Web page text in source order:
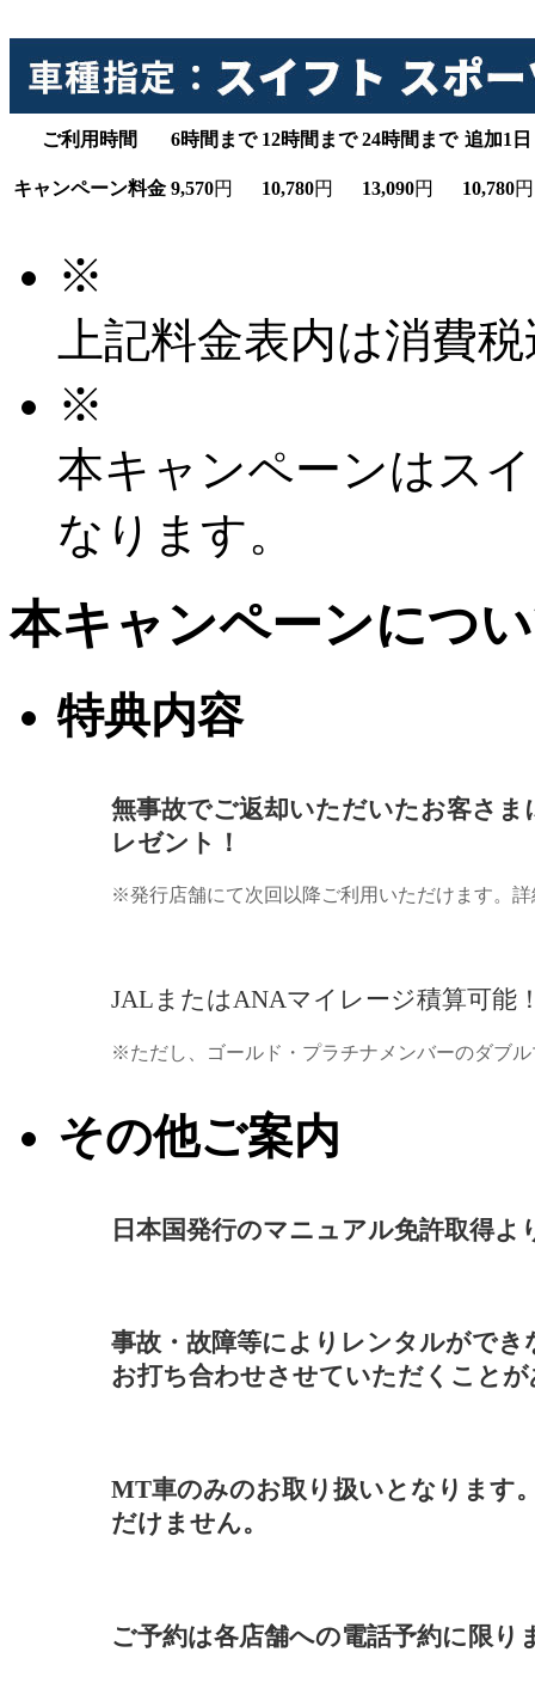
ご利用時間 6時間まで 12時間まで 24時間まで 追加1日
キャンペーン料金 9,570円 10,780円 13,090円 10,780円
※
上記料金表内は消費
※
本キャンペーンはス
なります。
本キャンペーンにつ
特典内容
無事故でご返却いただいたお客さ
レゼント！
※発行店舗にて次回以降ご利用いただけます。
JALまたはANAマイレージ積算可能
※ただし、ゴールド・プラチナメンバーのダブ
その他ご案内
日本国発行のマニュアル免許取得
事故・故障等によりレンタルがで
お打ち合わせさせていただくこと
MT車のみのお取り扱いとなります
だけません。
ご予約は各店舗への電話予約に限り